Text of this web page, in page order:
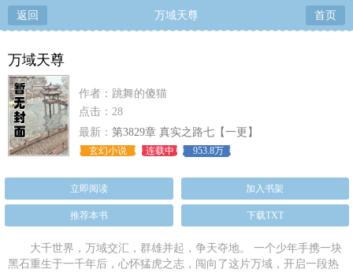
返回 万域天尊 首页
万域天尊
作者：跳舞的傻猫
点击：28
最新： 第3829章 真实之路七【一更】
玄幻小说 连载中 953.8万
立即阅读 加入书架
推荐本书 下载TXT
大千世界，万域交汇，群雄并起，争天夺地。 一个少年手携一块
黑石重生于一千年后，心怀猛虎之志，闯向了这片万域，开启一段热